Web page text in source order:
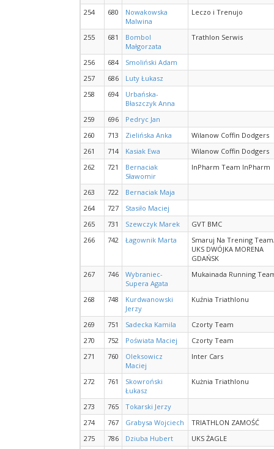
254
680
Nowakowska
Malwina
Leczo i Trenujo
255 681
Bombol
Małgorzata
Trathlon Serwis
256 684
Smoliński Adam
257
686
Luty Łukasz
258
694
Urbańska-
Błaszczyk Anna
259
696
Pedryc Jan
260
713 Zielińska Anka
Wilanow Coffin Dodgers
261
714 Kasiak Ewa
Wilanow Coffin Dodgers
262
721
Bernaciak
Sławomir
InPharm Team InPharm
263 722
Bernaciak Maja
264
727
Stasiło Maciej
265
731 Szewczyk Marek
GVT BMC
266
742 Łagownik Marta
Smaruj Na Trening
UKS DWÓJKA MORENA
GDAŃSK
267
746
Wybraniec-
Supera Agata
Mukainada Running
268 748
Kurdwanowski
Jerzy
Kuźnia Triathlonu
269 751 Sadecka Kamila
Czorty Team
270
752 Poświata Maciej
Czorty Team
271
760
Oleksowicz
Maciej
Inter Cars
272 761
Skowroński
Łukasz
Kużnia Triathlonu
273 765
Tokarski Jerzy
274
767 Grabysa Wojciech
TRIATHLON ZAMOŚĆ
275
786 Dziuba Hubert
UKS ŻAGLE